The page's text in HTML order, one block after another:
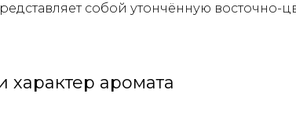
собой утончённую
аромата